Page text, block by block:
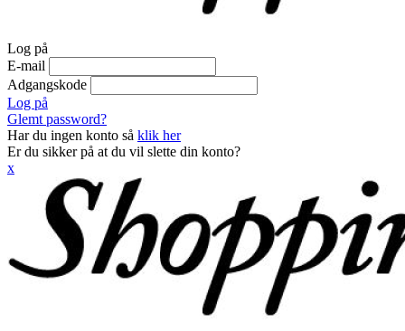
Log på
E-mail
Adgangskode
Log på
Glemt password?
Har du ingen konto så klik her
Er du sikker på at du vil slette din konto?
x